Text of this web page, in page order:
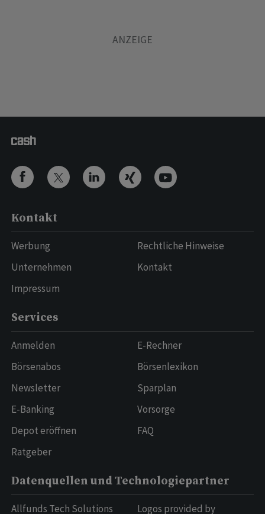
Kontakt
Werbung
Unternehmen
Impressum
Rechtliche Hinweise
Kontakt
Services
Anmelden
Börsenabos
Newsletter
E-Banking
Depot eröffnen
Ratgeber
E-Rechner
Börsenlexikon
Sparplan
Vorsorge
FAQ
Datenquellen und Technologiepartner
Allfunds Tech Solutions Logos provided by